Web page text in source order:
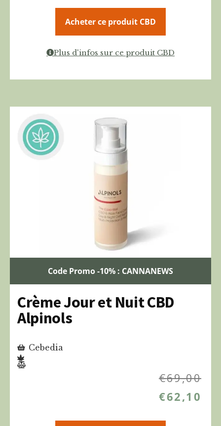
Acheter ce produit CBD
Plus d'infos sur ce produit CBD
Code Promo -10% : CANNANEWS
Crème Jour et Nuit CBD
Alpinols
Cebedia
€69,00
€62,10